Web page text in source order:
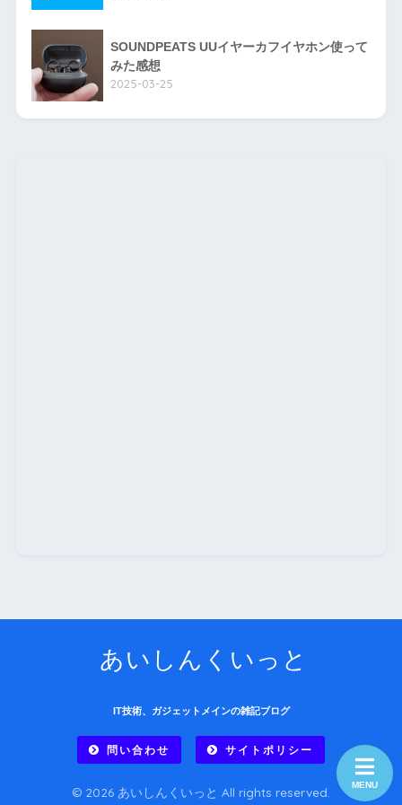
SOUNDPEATS UUイヤーカフイヤホン使って
みた感想
2025-03-25
あいしんくいっと
IT技術、ガジェットメインの雑記ブログ
問い合わせ サイトポリシー
© 2026 あいしんくいっと All rights reserved. MENU